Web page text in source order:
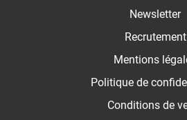
Newsletter
Recrutement
Mentions
Politique de
Conditions de